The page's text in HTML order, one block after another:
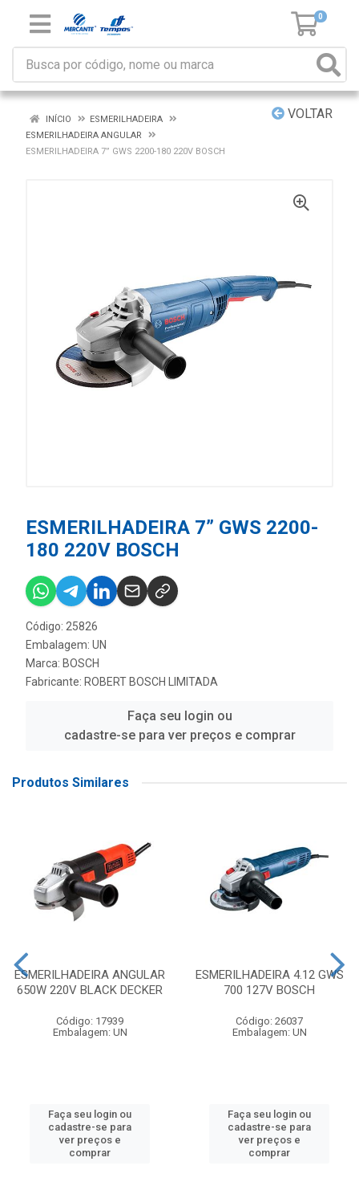
0
VOLTAR
INÍCIO
ESMERILHADEIRA
ESMERILHADEIRA ANGULAR
ESMERILHADEIRA 7” GWS 2200-180 220V BOSCH
ESMERILHADEIRA 7” GWS 2200-
180 220V BOSCH
Código: 25826
Embalagem: UN
Marca: BOSCH
Fabricante: ROBERT BOSCH LIMITADA
Faça seu login ou
cadastre-se para ver preços e comprar
Produtos Similares
ESMERILHADEIRA ANGULAR
650W 220V BLACK DECKER
Código: 17939
Embalagem: UN
Faça seu login ou
cadastre-se para
ver preços e
comprar
ESMERILHADEIRA 4.12 GWS
700 127V BOSCH
Código: 26037
Embalagem: UN
Faça seu login ou
cadastre-se para
ver preços e
comprar